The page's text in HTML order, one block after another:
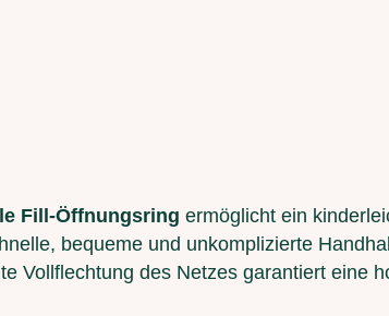
Fill-Öffnungsring ermöglicht ein
bequeme und unkomplizierte
Vollflechtung des Netzes garantiert eine